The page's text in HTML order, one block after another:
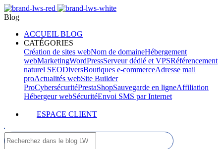
Blog
ACCUEIL BLOG
CATÉGORIES
Création de sites webNom de domaineHébergement
webMarketingWordPressServeur dédié et VPSRéférencement
naturel SEODiversBoutiques e-commerceAdresse mail
proActualités webSite Builder
ProCybersécuritéPrestaShopSauvegarde en ligneAffiliation
Hébergeur webSécuritéEnvoi SMS par Internet
ESPACE CLIENT